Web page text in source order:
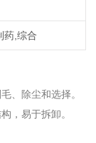
药,综合
、除尘和选择。
，易于拆卸。